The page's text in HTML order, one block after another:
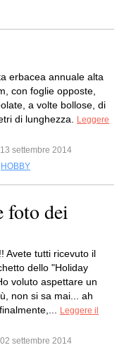
erbacea annuale alta
con foglie opposte,
a volte bollose, di
di lunghezza.
Leggere
settembre 2014
HOBBY
foto dei
Avete tutti ricevuto il
dello "Holiday
voluto aspettare un
non si sa mai... ah
Leggere il
settembre 2014